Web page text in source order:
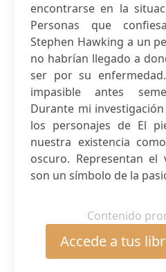
encontrarse en la
Personas que
Stephen Hawking a un
no habrían llegado a
ser por su
impasible antes
Durante mi
los personajes de El
nuestra existencia
oscuro. Representan el
son un símbolo de la
Contenido
Accede a tus